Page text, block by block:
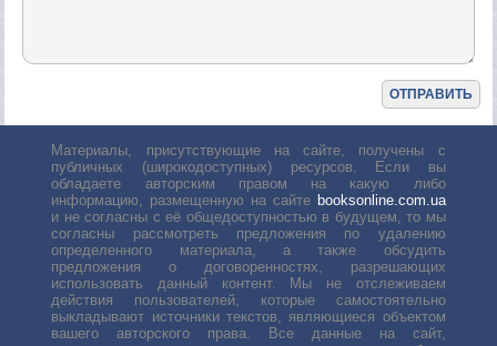
Материалы, присутствующие на сайте, получены с
публичных (широкодоступных) ресурсов. Если вы
обладаете авторским правом на какую либо
информацию, размещенную на сайте booksonline.com.ua
и не согласны с её общедоступностью в будущем, то мы
согласны рассмотреть предложения по удалению
определенного материала, а также обсудить
предложения о договоренностях, разрешающих
использовать данный контент. Мы не отслеживаем
действия пользователей, которые самостоятельно
выкладывают источники текстов, являющиеся объектом
вашего авторского права. Все данные на сайт,